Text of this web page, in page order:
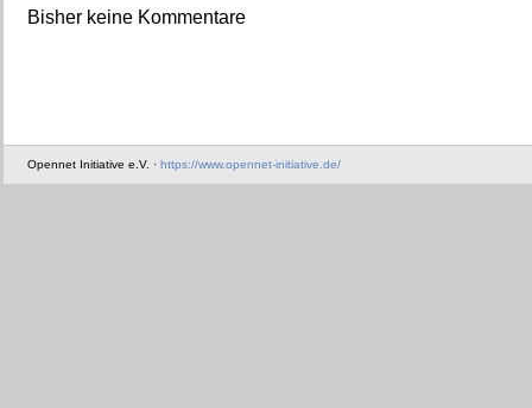
Bisher keine Kommentare
Opennet Initiative e.V. · https://www.opennet-initiative.de/